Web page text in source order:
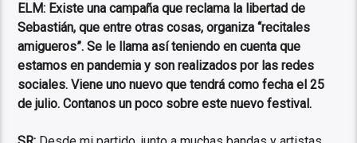
ELM: Existe una campaña que reclama la libertad de
Sebastián, que entre otras cosas, organiza “recitales
amigueros”. Se le llama así teniendo en cuenta que
estamos en pandemia y son realizados por las redes
sociales. Viene uno nuevo que tendrá como fecha el 25
de julio. Contanos un poco sobre este nuevo festival.